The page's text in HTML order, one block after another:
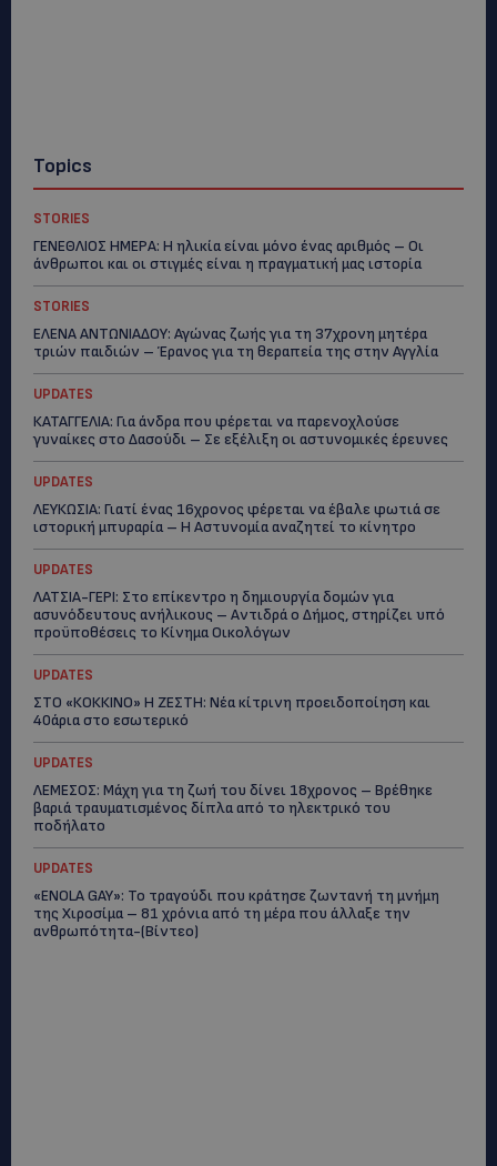
Topics
STORIES
ΓΕΝΕΘΛΙΟΣ ΗΜΕΡΑ: Η ηλικία είναι μόνο ένας αριθμός – Οι
άνθρωποι και οι στιγμές είναι η πραγματική μας ιστορία
STORIES
ΕΛΕΝΑ ΑΝΤΩΝΙΑΔΟΥ: Αγώνας ζωής για τη 37χρονη μητέρα
τριών παιδιών – Έρανος για τη θεραπεία της στην Αγγλία
UPDATES
ΚΑΤΑΓΓΕΛΙΑ: Για άνδρα που φέρεται να παρενοχλούσε
γυναίκες στο Δασούδι – Σε εξέλιξη οι αστυνομικές έρευνες
UPDATES
ΛΕΥΚΩΣΙΑ: Γιατί ένας 16χρονος φέρεται να έβαλε φωτιά σε
ιστορική μπυραρία – Η Αστυνομία αναζητεί το κίνητρο
UPDATES
ΛΑΤΣΙΑ-ΓΕΡΙ: Στο επίκεντρο η δημιουργία δομών για
ασυνόδευτους ανήλικους – Αντιδρά ο Δήμος, στηρίζει υπό
προϋποθέσεις το Κίνημα Οικολόγων
UPDATES
ΣΤΟ «ΚΟΚΚΙΝΟ» Η ΖΕΣΤΗ: Νέα κίτρινη προειδοποίηση και
40άρια στο εσωτερικό
UPDATES
ΛΕΜΕΣΟΣ: Μάχη για τη ζωή του δίνει 18χρονος – Βρέθηκε
βαριά τραυματισμένος δίπλα από το ηλεκτρικό του
ποδήλατο
UPDATES
«ENOLA GAY»: Το τραγούδι που κράτησε ζωντανή τη μνήμη
της Χιροσίμα – 81 χρόνια από τη μέρα που άλλαξε την
ανθρωπότητα-(Bίντεο)